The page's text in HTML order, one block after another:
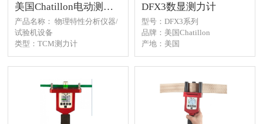
美国Chatillon电动测力台TCM系列
产品名称： 物理特性分析仪器/
试验机设备
类型：TCM测力计
品牌：美国Chatillon
产地：美国
快速检测
DFX3数显测力计
型号：DFX3系列
品牌：美国Chatillon
产地：美国
应用：精密产线、医疗、汽
车、航空、船舶